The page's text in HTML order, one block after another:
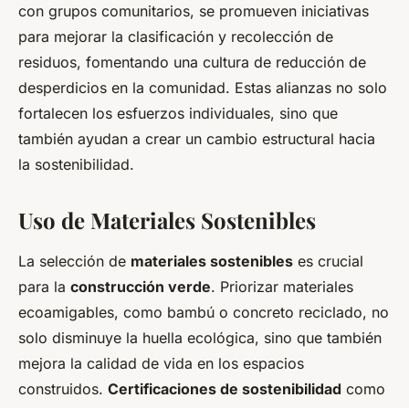
con grupos comunitarios, se promueven iniciativas
para mejorar la clasificación y recolección de
residuos, fomentando una cultura de reducción de
desperdicios en la comunidad. Estas alianzas no solo
fortalecen los esfuerzos individuales, sino que
también ayudan a crear un cambio estructural hacia
la sostenibilidad.
Uso de Materiales Sostenibles
La selección de materiales sostenibles es crucial
para la construcción verde. Priorizar materiales
ecoamigables, como bambú o concreto reciclado, no
solo disminuye la huella ecológica, sino que también
mejora la calidad de vida en los espacios
construidos. Certificaciones de sostenibilidad como